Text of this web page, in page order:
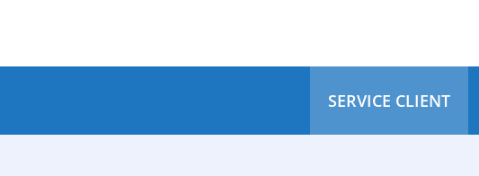
SERVICE CLIENT